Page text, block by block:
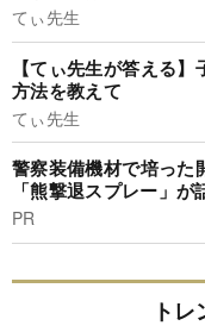
てぃ先生
【てぃ先生が答える
方法を教えて
てぃ先生
警察装備機材で培った
「熊撃退スプレー」が
PR
ト